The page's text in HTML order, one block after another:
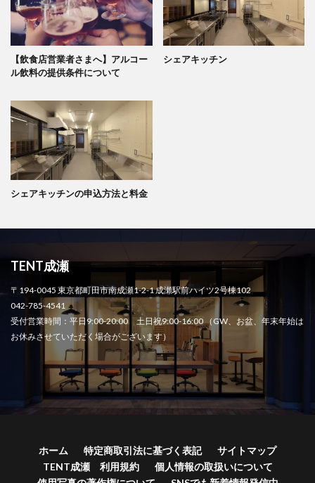
【飲食店営業者さまへ】アルコー
ル飲料の提供条件について
シェアキッチン
シェアキッチンの申込方法と料金
TENT成瀬
〒194-0045 東京都町田市南成瀬1-2-1 成瀬駅前ハイツ2号棟102
042-785-4541
受付営業時間：平日9:00-20:00 土日祝9:00-16:00 （GW、お盆、年末年始は
お休みさせていただく場合がございます）
ホーム 特定商取引法に基づく表記
サイトマップ
TENT成瀬 利用規約
個人情報の取扱いについて